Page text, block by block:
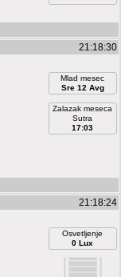
21:18:30
Mlad mesec
Sre 12 Avg
Zalazak meseca
Sutra
17:03
21:18:24
Osvetljenje
0 Lux